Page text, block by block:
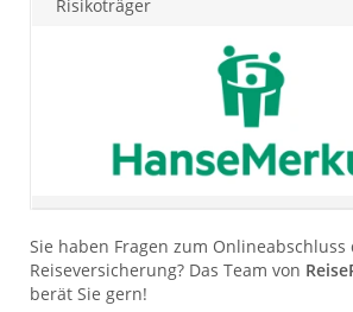
Risikoträger
Sie haben Fragen zum Onlineabschluss
Reiseversicherung? Das Team von
berät Sie gern!